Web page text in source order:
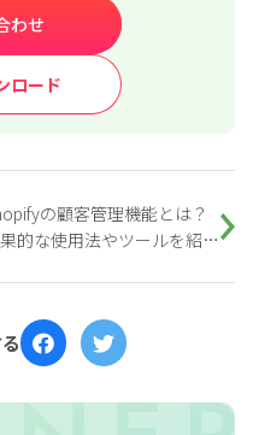
わせ
ロード
の顧客管理機能とは？
的な使用法やツールを紹